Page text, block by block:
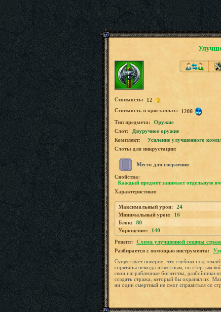
Стоимость:
12
Стоимость в кристаллах:
1200
Tип предмета:
Оружие
Слот:
Двуручное оружие
Комплект:
Усиление улучшенного
Слоты для инкрустации:
Место для сверления
Свойства:
Каждый предмет занимает отдельную
Характеристики:
Максимальный урон:
24
Минимальный урон:
16
Блок:
80
Укрощение:
140
Рецепт:
Схема улучшенной секиры
Разбирается с помощью инструмента:
Существует поверие, что глубоко под
спрятаны некогда известным, но стёртым
свои награбленные богатства, разбойники
создать стража, который бы охранял их.
ни один смертный не смог справиться со